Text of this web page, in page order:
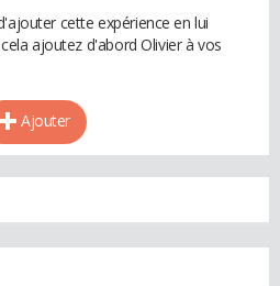
cette expérience en lui
ajoutez d'abord Olivier à vos
Ajouter